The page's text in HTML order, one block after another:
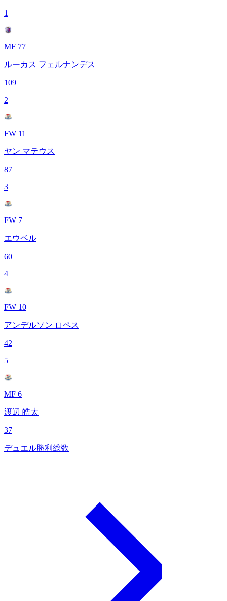
1
MF 77
ルーカス フェルナンデス
109
2
FW 11
ヤン マテウス
87
3
FW 7
エウベル
60
4
FW 10
アンデルソン ロペス
42
5
MF 6
渡辺 皓太
37
デュエル勝利総数